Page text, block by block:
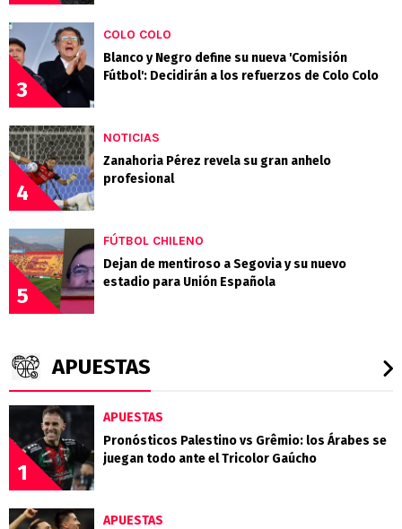
3
COLO COLO
Blanco y Negro define su nueva 'Comisión
Fútbol': Decidirán a los refuerzos de Colo Colo
4
NOTICIAS
Zanahoria Pérez revela su gran anhelo
profesional
5
FÚTBOL CHILENO
Dejan de mentiroso a Segovia y su nuevo
estadio para Unión Española
APUESTAS
1
APUESTAS
Pronósticos Palestino vs Grêmio: los Árabes se
juegan todo ante el Tricolor Gaúcho
APUESTAS